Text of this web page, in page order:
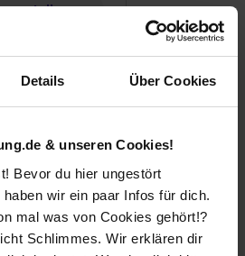
Details Über Cookies
& unseren Cookies!
Bevor du hier ungestört
wir ein paar Infos für dich.
mal was von Cookies gehört!?
Schlimmes. Wir erklären dir